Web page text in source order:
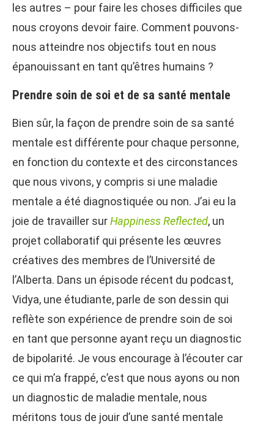
les autres – pour faire les choses difficiles que
nous croyons devoir faire. Comment pouvons-
nous atteindre nos objectifs tout en nous
épanouissant en tant qu’êtres humains ?
Prendre soin de soi et de sa santé mentale
Bien sûr, la façon de prendre soin de sa santé
mentale est différente pour chaque personne,
en fonction du contexte et des circonstances
que nous vivons, y compris si une maladie
mentale a été diagnostiquée ou non. J’ai eu la
joie de travailler surHappiness Reflected, un
projet collaboratif qui présente les œuvres
créatives des membres de l’Université de
l’Alberta. Dans un épisode récent du podcast,
Vidya, une étudiante, parle de son dessin qui
reflète son expérience de prendre soin de soi
en tant que personne ayant reçu un diagnostic
de bipolarité. Je vous encourage à l’écouter car
ce qui m’a frappé, c’est que nous ayons ou non
un diagnostic de maladie mentale, nous
méritons tous de jouir d’une santé mentale